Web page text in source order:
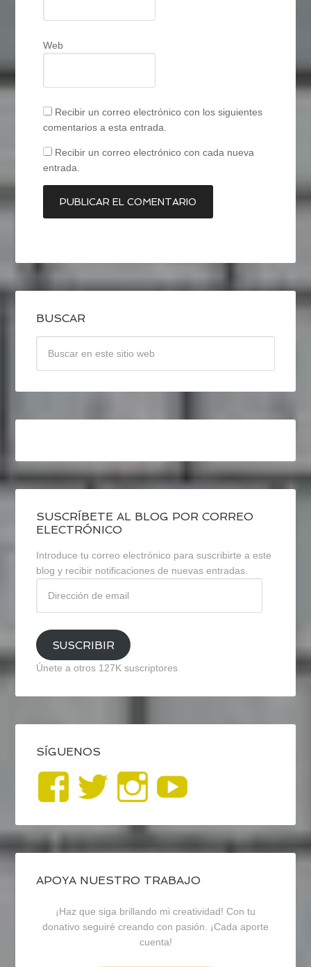
Web
Recibir un correo electrónico con los siguientes
comentarios a esta entrada.
Recibir un correo electrónico con cada nueva
entrada.
BUSCAR
SUSCRÍBETE AL BLOG POR CORREO
ELECTRÓNICO
Introduce tu correo electrónico para suscribirte a este
blog y recibir notificaciones de nuevas entradas.
email
SUSCRIBIR
Únete a otros 127K suscriptores
SÍGUENOS
Ver
perfil
de
blogrecursosep
en
Ver
perfil
de
recursosep
en
Ver
perfil
de
recursosep
en
APOYA NUESTRO TRABAJO
¡Haz que siga brillando mi creatividad! Con tu
donativo seguiré creando con pasión. ¡Cada aporte
cuenta!